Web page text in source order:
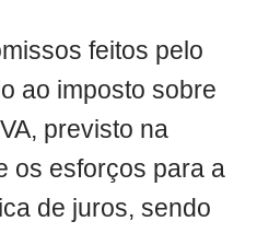
feitos pelo
ao imposto sobre
previsto na
os esforços para a
de juros, sendo